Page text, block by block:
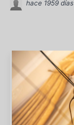
hace 1959 días